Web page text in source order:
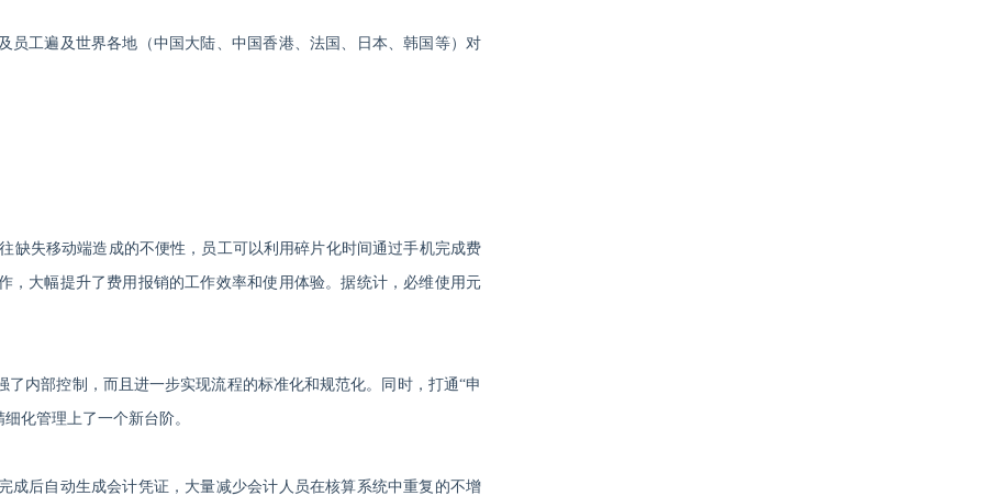
员工遍及世界各地（中国大陆、中国香港、法国、日本、韩国等）对
缺失移动端造成的不便性，员工可以利用碎片化时间通过手机完成费
，大幅提升了费用报销的工作效率和使用体验。据统计，必维使用元
内部控制，而且进一步实现流程的标准化和规范化。同时，打通“申
化管理上了一个新台阶。
成后自动生成会计凭证，大量减少会计人员在核算系统中重复的不增